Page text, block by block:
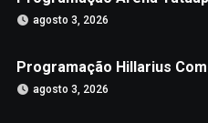
agosto 3, 2026
Programação Hillarius
agosto 3, 2026